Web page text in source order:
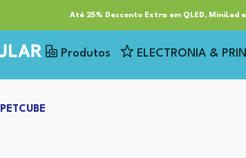
Até 25% Desconto Extra em QLED, MiniLed
Serviços Clube RP+
Produtos ELECTRONIA &
PETCUBE